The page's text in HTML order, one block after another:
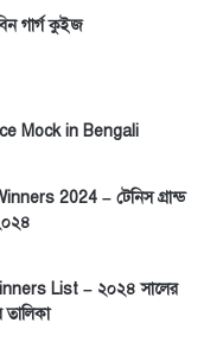
গার্গ কুইজ
Mock in Bengali
2024 – টেনিস গ্রান্ড
List – ২০২৪ সালের